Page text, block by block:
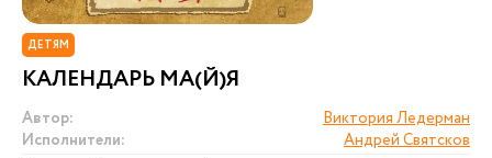
ДЕТЯМ
КАЛЕНДАРЬ МА(Й)Я
Автор:
Виктория Ледерман
Исполнители:
Андрей Святсков